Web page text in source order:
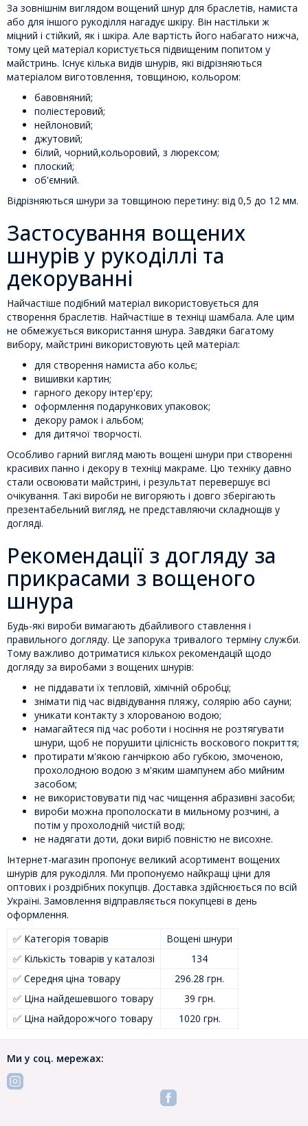
За зовнішнім виглядом вощений шнур для браслетів, намиста
або для іншого рукоділля нагадує шкіру. Він настільки ж
міцний і стійкий, як і шкіра. Але вартість його набагато нижча,
тому цей матеріал користується підвищеним попитом у
майстринь. Існує кілька видів шнурів, які відрізняються
матеріалом виготовлення, товщиною, кольором:
бавовняний;
поліестеровий;
нейлоновий;
джутовий;
білий, чорний,кольоровий, з люрексом;
плоский;
об'ємний.
Відрізняються шнури за товщиною перетину: від 0,5 до 12 мм.
Застосування вощених
шнурів у рукоділлі та
декоруванні
Найчастіше подібний матеріал використовується для
створення браслетів. Найчастіше в техніці шамбала. Але цим
не обмежується використання шнура. Завдяки багатому
вибору, майстрині використовують цей матеріал:
для створення намиста або кольє;
вишивки картин;
гарного декору інтер'єру;
оформлення подарункових упаковок;
декору рамок і альбом;
для дитячої творчості.
Особливо гарний вигляд мають вощені шнури при створенні
красивих панно і декору в техніці макраме. Цю техніку давно
стали освоювати майстрині, і результат перевершує всі
очікування. Такі вироби не вигоряють і довго зберігають
презентабельний вигляд, не представляючи складнощів у
догляді.
Рекомендації з догляду за
прикрасами з вощеного
шнура
Будь-які вироби вимагають дбайливого ставлення і
правильного догляду. Це запорука тривалого терміну служби.
Тому важливо дотриматися кількох рекомендацій щодо
догляду за виробами з вощених шнурів:
не піддавати їх тепловій, хімічній обробці;
знімати під час відвідування пляжу, солярію або сауни;
уникати контакту з хлорованою водою;
намагайтеся під час роботи і носіння не розтягувати
шнури, щоб не порушити цілісність воскового покриття;
протирати м'якою ганчіркою або губкою, змоченою,
прохолодною водою з м'яким шампунем або мийним
засобом;
не використовувати під час чищення абразивні засоби;
вироби можна прополоскати в мильному розчині, а
потім у прохолодній чистій воді;
не надягати доти, доки виріб повністю не висохне.
Інтернет-магазин пропонує великий асортимент вощених
шнурів для рукоділля. Ми пропонуємо найкращі ціни для
оптових і роздрібних покупців. Доставка здійснюється по всій
Україні. Замовлення відправляється покупцеві в день
оформлення.
✅ Категорія товарів
Вощені шнури
✅ Кількість товарів у каталозі
134
✅ Середня ціна товару
296.28 грн.
✅ Ціна найдешевшого товару
39 грн.
✅ Ціна найдорожчого товару
1020 грн.
Ми у соц. мережах: